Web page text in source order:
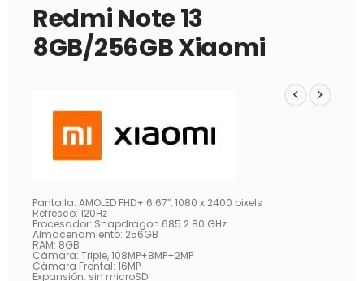
Redmi Note 13
8GB/256GB Xiaomi
Pantalla: AMOLED FHD+ 6.67″, 1080 x 2400 pixels
Refresco: 120Hz
Procesador: Snapdragon 685 2.80 GHz
Almacenamiento: 256GB
RAM: 8GB
Cámara: Triple, 108MP+8MP+2MP
Cámara Frontal: 16MP
Expansión: sin microSD